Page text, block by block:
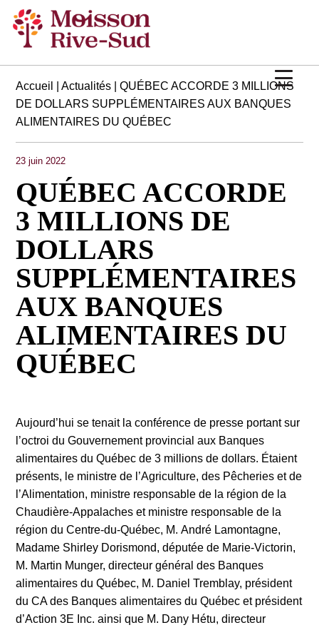
Accueil |Actualités | QUÉBEC ACCORDE 3 MILLIONS
DE DOLLARS SUPPLÉMENTAIRES AUX BANQUES
ALIMENTAIRES DU QUÉBEC
23 juin 2022
QUÉBEC ACCORDE
3 MILLIONS DE
DOLLARS
SUPPLÉMENTAIRES
AUX BANQUES
ALIMENTAIRES DU
QUÉBEC
Aujourd’hui se tenait la conférence de presse portant sur
l’octroi du Gouvernement provincial aux Banques
alimentaires du Québec de 3 millions de dollars. Étaient
présents, le ministre de l’Agriculture, des Pêcheries et de
l’Alimentation, ministre responsable de la région de la
Chaudière-Appalaches et ministre responsable de la
région du Centre-du-Québec, M. André Lamontagne,
Madame Shirley Dorismond, députée de Marie-Victorin,
M. Martin Munger, directeur général des Banques
alimentaires du Québec, M. Daniel Tremblay, président
du CA des Banques alimentaires du Québec et président
d’Action 3E Inc. ainsi que M. Dany Hétu, directeur